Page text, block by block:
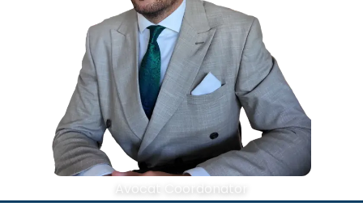
Avocat Coordonator